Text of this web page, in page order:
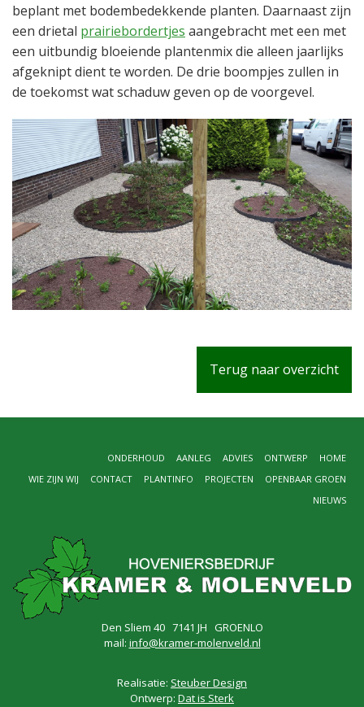
beplant met bodembedekkende planten. Daarnaast zijn
een drietal prairiebordertjes aangebracht met een met
een uitbundig bloeiende plantenmix die alleen jaarlijks
afgeknipt dient te worden. De drie boompjes zullen in
de toekomst wat schaduw geven op de voorgevel.
Terug naar overzicht
HOME
ONTWERP
ADVIES
AANLEG
ONDERHOUD
OPENBAAR GROEN
PROJECTEN
PLANTINFO
CONTACT
WIE ZIJN WIJ
NIEUWS
Den Sliem 40 7141 JH GROENLO
mail: info@kramer-molenveld.nl
Realisatie: Steuber Design
Ontwerp: Dat is Sterk